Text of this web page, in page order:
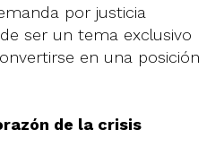
por justicia
ser un tema exclusivo
en una posición
de la crisis